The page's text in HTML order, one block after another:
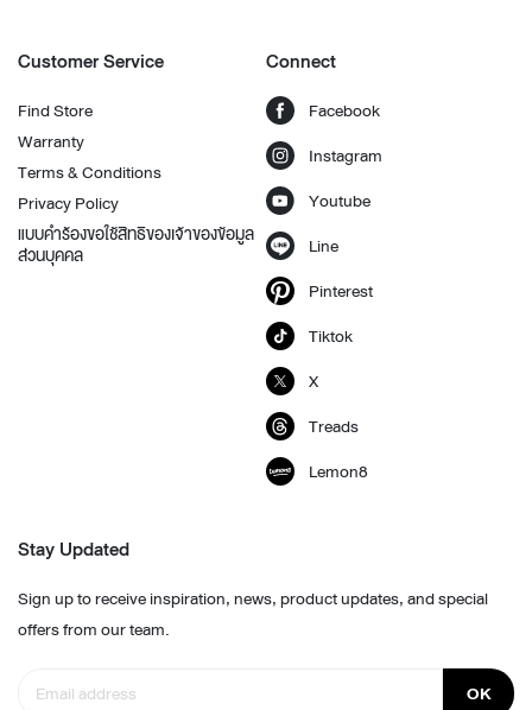
Customer Service
Find Store
Warranty
Terms & Conditions
Privacy Policy
แบบคำร้องขอใช้สิทธิของเจ้าของข้อมูล
ส่วนบุคคล
Connect
Facebook
Instagram
Youtube
Line
Pinterest
Tiktok
X
Treads
Lemon8
Stay Updated
Sign up to receive inspiration, news, product updates, and special
offers from our team.
OK